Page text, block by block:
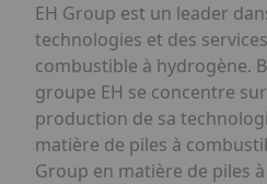
EH Group est un leader
technologies et des
combustible à hydrogène.
groupe EH se concentre
production de sa
matière de piles à
Group en matière de piles